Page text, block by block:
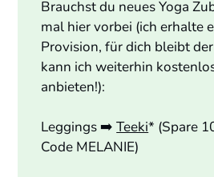
Brauchst du neues Yoga
mal hier vorbei (ich erhalte
Provision, für dich bleibt
kann ich weiterhin
anbieten!):
Leggings ➡️Teeki* (Spare
Code MELANIE)